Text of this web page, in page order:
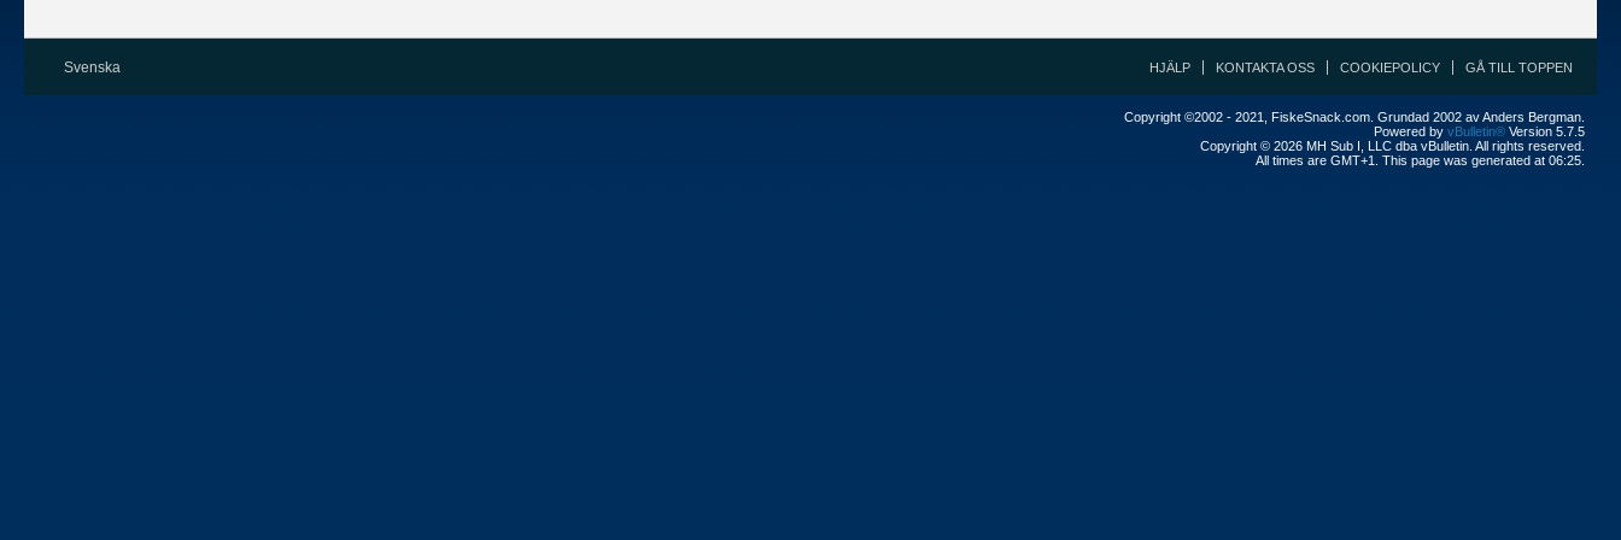
Svenska HJÄLP KONTAKTA OSS COOKIEPOLICY GÅ TILL TOPPEN
Copyright ©2002 - 2021, FiskeSnack.com. Grundad 2002 av Anders Bergman.
Powered by vBulletin® Version 5.7.5
Copyright © 2026 MH Sub I, LLC dba vBulletin. All rights reserved.
All times are GMT+1. This page was generated at 06:25.